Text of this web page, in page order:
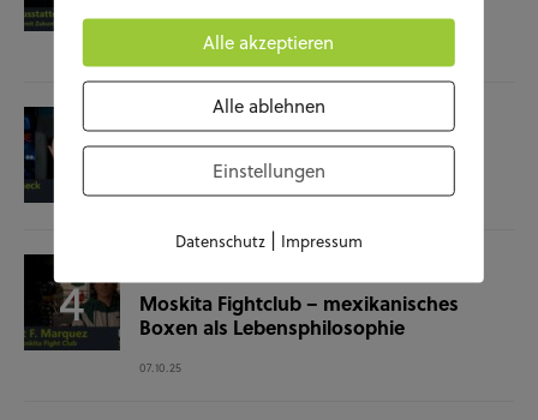
KUNST UND KULTUR SOZIALES
Film-Check “Christine”
23.10.25
Moskita Fightclub – mexikanisches
Boxen als Lebensphilosophie
07.10.25
Alle akzeptieren
Alle ablehnen
Einstellungen
Datenschutz| Impressum